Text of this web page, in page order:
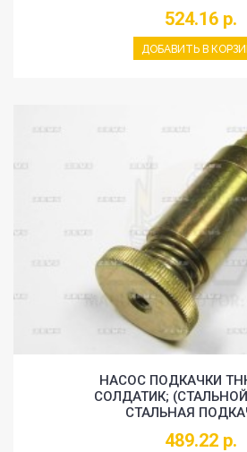
524.16 р.
ДОБАВИТЬ В
НАСОС ПОДКАЧКИ
СОЛДАТИК;
СТАЛЬНАЯ
489.22 р.